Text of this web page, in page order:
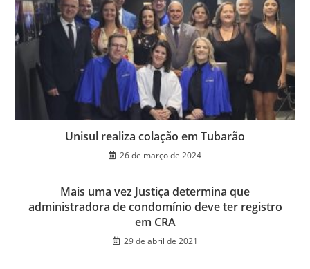
Unisul realiza colação em Tubarão
26 de março de 2024
Mais uma vez Justiça determina que
administradora de condomínio deve ter registro
em CRA
29 de abril de 2021